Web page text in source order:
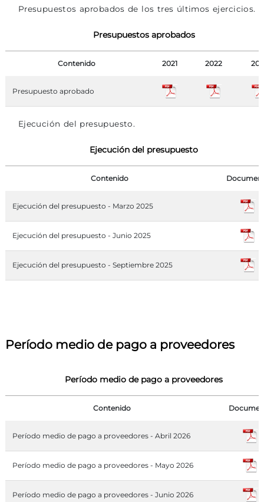
Presupuestos aprobados de los tres últimos ejercicios.
Presupuestos aprobados
Contenido 2021 2022
Presupuesto aprobado
Ejecución del presupuesto.
Ejecución del presupuesto
Contenido
Ejecución del presupuesto - Marzo 2025
Ejecución del presupuesto - Junio 2025
Ejecución del presupuesto - Septiembre 2025
Período medio de pago a proveedores
Período medio de pago a proveedores
Contenido
Período medio de pago a proveedores - Abril 2026
Período medio de pago a proveedores - Mayo 2026
Período medio de pago a proveedores - Junio 2026